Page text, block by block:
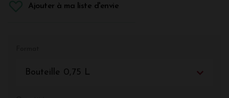
Ajouter à ma liste d'envie
Bouteille 0,75 L